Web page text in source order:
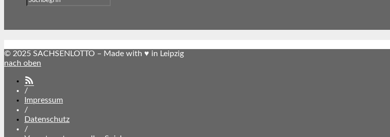
© 2025 SACHSENLOTTO – Made with ♥ in Leipzig
nach oben
/
Impressum
/
Datenschutz
/